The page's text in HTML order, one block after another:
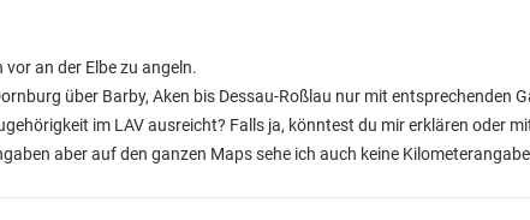
an der Elbe zu angeln.
über Barby, Aken bis Dessau-Roßlau nur mit entsprechenden
im LAV ausreicht? Falls ja, könntest du mir erklären oder
aber auf den ganzen Maps sehe ich auch keine